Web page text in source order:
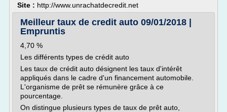
Site : http://www.unrachatdecredit.net
Meilleur taux de credit auto 09/01/2018 |
Empruntis
4,70 %
Les différents types de crédit auto
Les taux de crédit auto désignent les taux d'intérêt
appliqués dans le cadre d'un financement automobile.
L'organisme de prêt se rémunère grâce à ce
pourcentage.
On distingue plusieurs types de taux de prêt auto,